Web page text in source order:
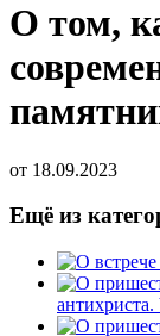
О том,
от 18.09.2023
Ещё из
антихриста.